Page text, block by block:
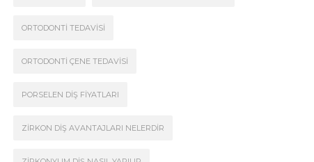
ORTODONTI TEDAVISI
ORTODONTI ÇENE TEDAVISI
PORSELEN DIŞ FIYATLARI
ZIRKON DIŞ AVANTAJLARI NELERDIR